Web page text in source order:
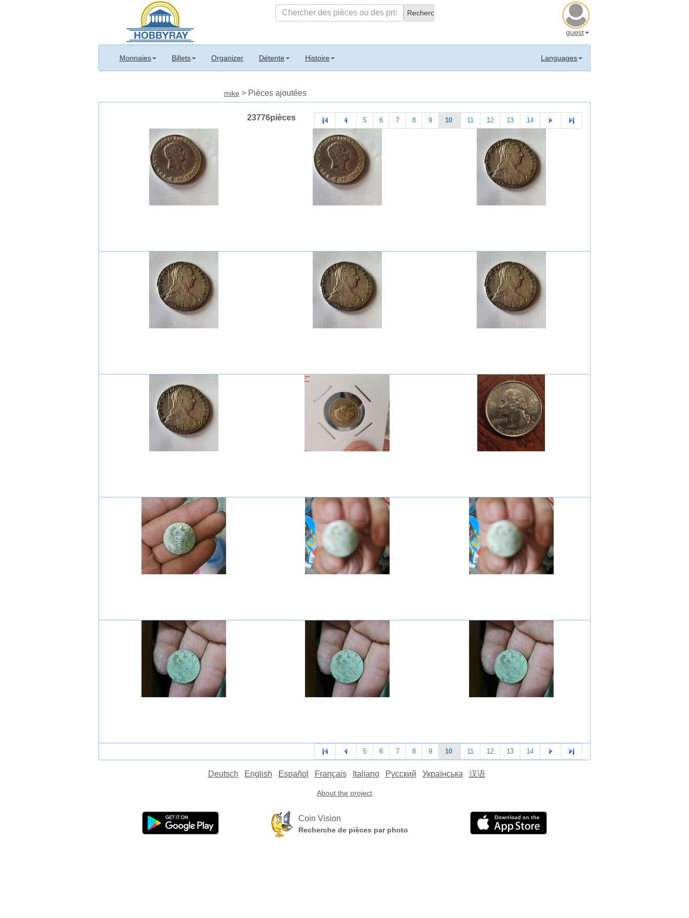
guest
Monnaies Billets Organizer Détente Histoire Languages
mike > Pièces ajoutées
23776pièces 5 6 7 8 9 10 11 12 13 14
5 6 7 8 9 10 11 12 13 14
Deutsch English Español Français Italiano Русский Українська 汉语
About the project
Coin Vision
Recherche de pièces par photo